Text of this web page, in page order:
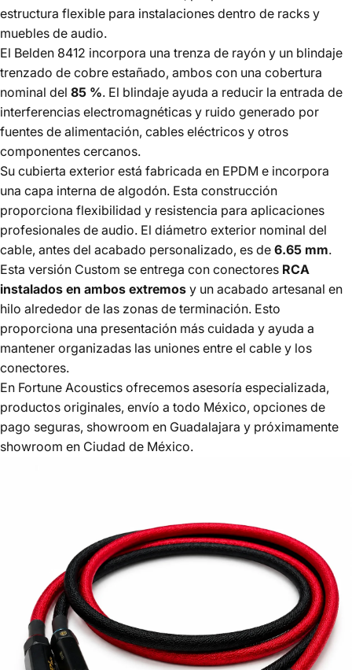
estructura flexible para instalaciones dentro de racks y
muebles de audio.
El Belden 8412 incorpora una trenza de rayón y un blindaje
trenzado de cobre estañado, ambos con una cobertura
nominal del 85 %. El blindaje ayuda a reducir la entrada de
interferencias electromagnéticas y ruido generado por
fuentes de alimentación, cables eléctricos y otros
componentes cercanos.
Su cubierta exterior está fabricada en EPDM e incorpora
una capa interna de algodón. Esta construcción
proporciona flexibilidad y resistencia para aplicaciones
profesionales de audio. El diámetro exterior nominal del
cable, antes del acabado personalizado, es de 6.65 mm.
Esta versión Custom se entrega con conectores RCA
instalados en ambos extremos y un acabado artesanal en
hilo alrededor de las zonas de terminación. Esto
proporciona una presentación más cuidada y ayuda a
mantener organizadas las uniones entre el cable y los
conectores.
En Fortune Acoustics ofrecemos asesoría especializada,
productos originales, envío a todo México, opciones de
pago seguras, showroom en Guadalajara y próximamente
showroom en Ciudad de México.